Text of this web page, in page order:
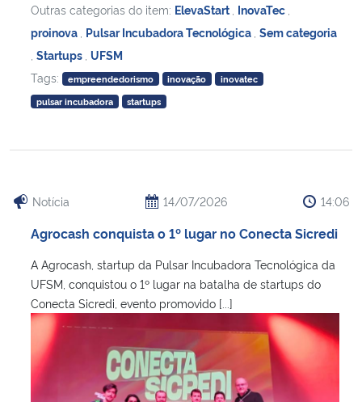
Ministério da Mulher, da Família e dos Direitos Humanos
Secretaria-Geral
Secretaria de Governo
Gabinete de Segurança Institucional
Advocacia-Geral da União
Banco Central do Brasil
Planalto
Outras categorias do item: ElevaStart InovaTec
proinova Pulsar Incubadora Tecnológica Sem categoria
Startups UFSM
Tags:
empreendedorismo inovação
inovatec
pulsar incubadora
startups
Notícia 14/07/2026 14:06
Agrocash conquista o 1º lugar no Conecta Sicredi
A Agrocash, startup da Pulsar Incubadora Tecnológica da
UFSM, conquistou o 1º lugar na batalha de startups do
Conecta Sicredi, evento promovido [...]